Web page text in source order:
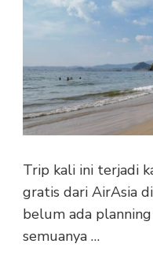
Trip kali ini terjadi
gratis dari AirAsia
belum ada
semuanya …